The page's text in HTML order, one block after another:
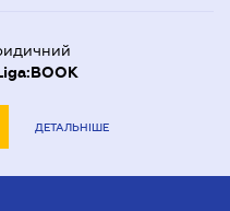
ДЕТАЛЬНІШЕ